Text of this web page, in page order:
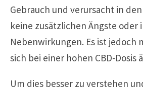
Gebrauch und verursacht in
keine zusätzlichen Ängste oder
Nebenwirkungen. Es ist jedoch
sich bei einer hohen CBD-Dosis
Um dies besser zu verstehen